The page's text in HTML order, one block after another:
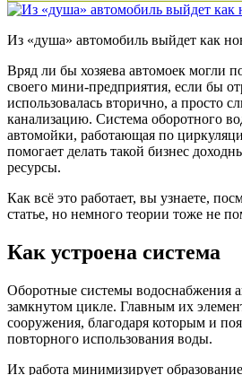
Из «душа» автомобиль выйдет как
Вряд ли бы хозяева автомоек могли
своего мини-предприятия, если бы
использовалась вторично, а просто
канализацию. Система оборотного
автомойки, работающая по
помогает делать такой бизнес
ресурсы.
Как всё это работает, вы узнаете,
статье, но немного теории тоже не
Как устроена система
Оборотные системы водоснабжения
замкнутом цикле. Главным их
сооружения, благодаря которым и
повторного использования воды.
Их работа минимизирует